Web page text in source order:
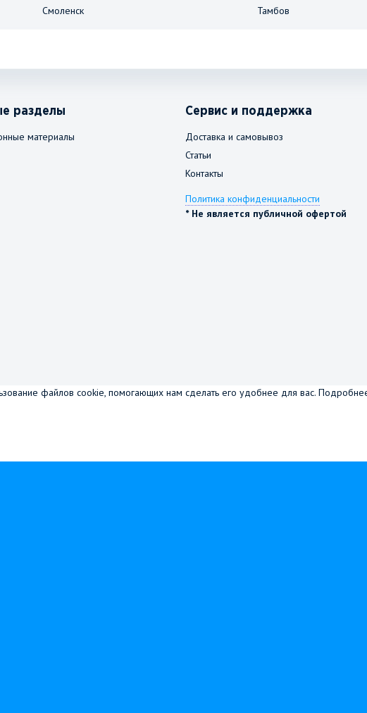
Смоленск
Тамбов
разделы
материалы
Сервис и поддержка
Доставка и самовывоз
Статьи
Контакты
Политика конфиденциальности
* Не является публичной офертой
файлов cookie, помогающих нам сделать его удобнее для вас.